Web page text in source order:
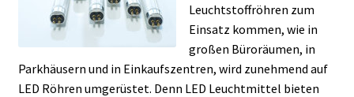
Leuchtstoffröhren zum
Einsatz kommen, wie in
großen Büroräumen, in
Parkhäusern und in Einkaufszentren, wird zunehmend auf
LED Röhren umgerüstet. Denn LED Leuchtmittel bieten